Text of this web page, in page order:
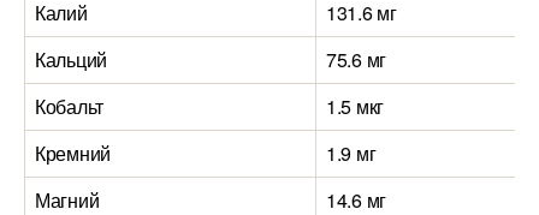
Калий
131.6 мг
Кальций
75.6 мг
Кобальт
1.5 мкг
Кремний
1.9 мг
Магний
14.6 мг